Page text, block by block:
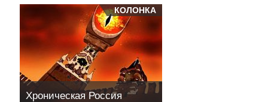
КОЛОНКА
Хроническая Россия